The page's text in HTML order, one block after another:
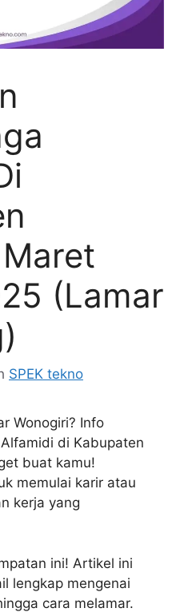
(Lamar
SPEK tekno
Wonogiri? Info
di Kabupaten
buat kamu!
memulai karir atau
kerja yang
ini! Artikel ini
lengkap mengenai
cara melamar.